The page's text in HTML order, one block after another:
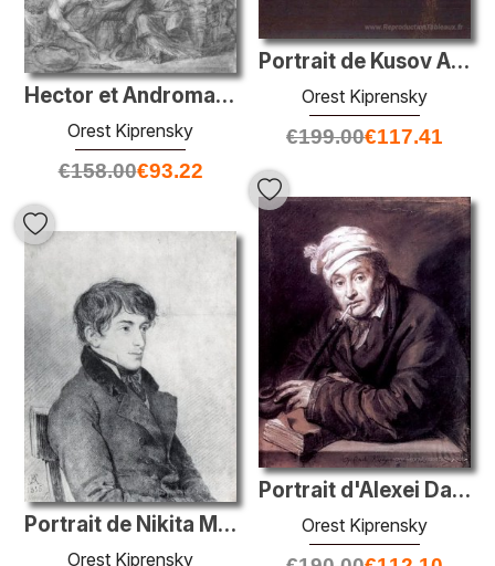
Portrait de Kusov Aleksey Ivanovich
Orest Kiprensky
€199.00€117.41
Hector et Andromache
Orest Kiprensky
€158.00€93.22
Portrait d'Alexei Davydov
Orest Kiprensky
Portrait de Nikita Mikhailovich Muraviev
Orest Kiprensky